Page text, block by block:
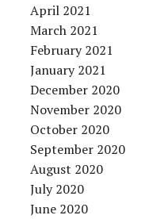
April 2021
March 2021
February 2021
January 2021
December 2020
November 2020
October 2020
September 2020
August 2020
July 2020
June 2020